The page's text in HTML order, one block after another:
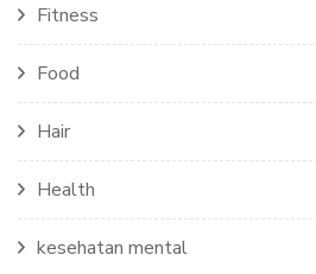
Fitness
Food
Hair
Health
kesehatan mental